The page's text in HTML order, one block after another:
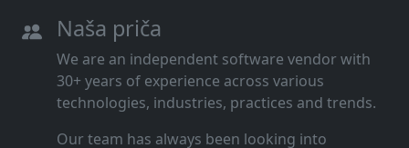
Naša priča
We are an independent software vendor with
30+ years of experience across various
technologies, industries, practices and trends.
Our team has always been looking into